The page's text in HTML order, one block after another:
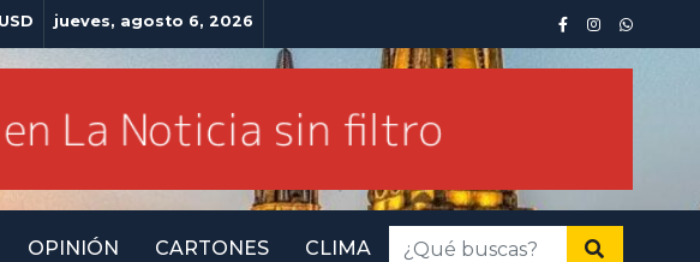
jueves, agosto 6, 2026
OPINIÓN CARTONES CLIMA